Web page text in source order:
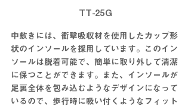
TT-25G
中敷きには、衝撃吸収材を使用したカップ形
状のインソールを採用しています。このイン
ソールは脱着可能で、簡単に取り外して清潔
に保つことができます。また、インソールが
足裏全体を包み込むようなデザインになって
いるので、歩行時に吸い付くようなフィット